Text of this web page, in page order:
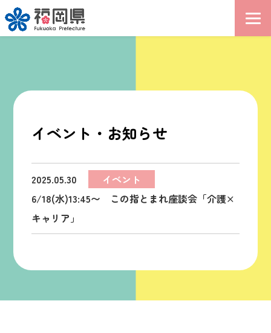
イベント・お知らせ
2025.05.30
イベント
6/18(水)13:45〜 この指とまれ座談会「介護×
キャリア」